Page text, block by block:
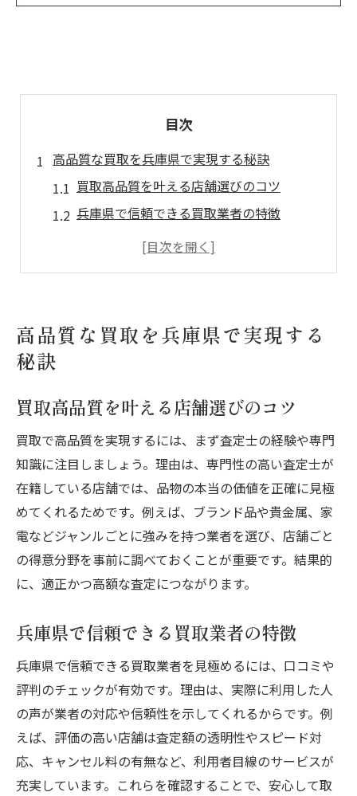
目次
高品質な買取を兵庫県で実現する秘訣
買取高品質を叶える店舗選びのコツ
兵庫県で信頼できる買取業者の特徴
買取の査定基準と高品質対応の仕組み
買取で安心できる兵庫県ならではの理由
ブランド品を高く売るための兵庫県活用法
買取高品質なサービスを利用するポイント
口コミで評判のブランド買取の選び方
ブランド買取ランキングを活かす売却術
買取どこがいいか迷った時の比較ポイント
リサイクルショップで一番高く売るコツ
安心して買取を依頼できるポイント徹底解説
買取で安心できる業者選びの基準とは
兵庫県買取で重視すべき安全な取引の流れ
口コミやランキングを活用した安心の選択
買取不可商品を事前に確認する重要性
査定やキャンセル無料で利用する安心感
多ジャンル対応の兵庫県買取サービスの魅力
ブランドから家電まで幅広い買取の強み
買取高品質な多ジャンル対応のポイント
高品質な買取を兵庫県で実現する
秘訣
買取高品質を叶える店舗選びのコツ
買取で高品質を実現するには、まず査定士の経験や専門
知識に注目しましょう。理由は、専門性の高い査定士が
在籍している店舗では、品物の本当の価値を正確に見極
めてくれるためです。例えば、ブランド品や貴金属、家
電などジャンルごとに強みを持つ業者を選び、店舗ごと
の得意分野を事前に調べておくことが重要です。結果的
に、適正かつ高額な査定につながります。
兵庫県で信頼できる買取業者の特徴
兵庫県で信頼できる買取業者を見極めるには、口コミや
評判のチェックが有効です。理由は、実際に利用した人
の声が業者の対応や信頼性を示してくれるからです。例
えば、評価の高い店舗は査定額の透明性やスピード対
応、キャンセル料の有無など、利用者目線のサービスが
充実しています。これらを確認することで、安心して取